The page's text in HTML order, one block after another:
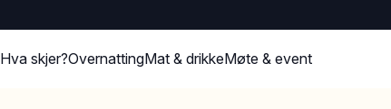
Hva skjer?OvernattingMat & drikkeMøte & event